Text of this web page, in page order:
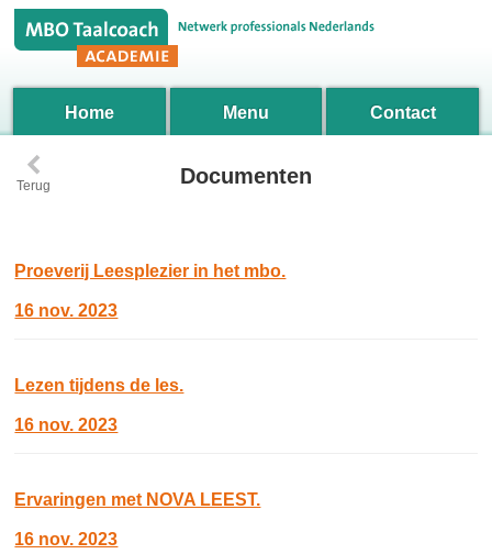
Home Menu Contact
‹
Terug Documenten
Proeverij Leesplezier in het mbo.
16 nov. 2023
Lezen tijdens de les.
16 nov. 2023
Ervaringen met NOVA LEEST.
16 nov. 2023